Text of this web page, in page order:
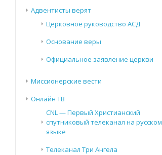
Адвентисты верят
Церковное руководство АСД
Основание веры
Официальное заявление церкви
Миссионерские вести
Онлайн ТВ
CNL — Первый Христианский
спутниковый телеканал на русском
языке
Телеканал Три Ангела